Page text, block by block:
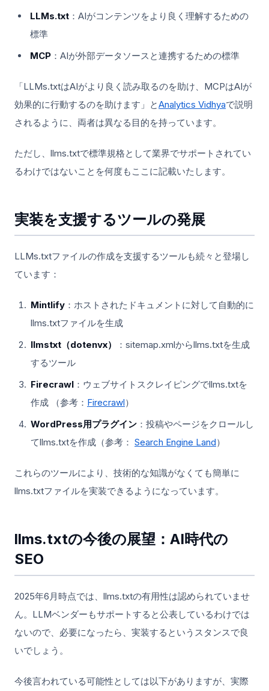
LLMs.txt：AIがコンテンツをより良く理解するための
標準
MCP：AIが外部データソースと連携するための標準
「LLMs.txtはAIがより良く読み取るのを助け、MCPはAIが
効果的に行動するのを助けます」とAnalytics Vidhyaで説明
されるように、両者は異なる目的を持っています。
ただし、llms.txtで標準規格として業界でサポートされてい
るわけではないことを何度もここに記載いたします。
実装を支援するツールの発展
LLMs.txtファイルの作成を支援するツールも続々と登場し
ています：
Mintlify ：ホストされたドキュメントに対して自動的に
llms.txtファイルを生成
llmstxt（dotenvx）
：sitemap.xmlからllms.txtを生成
するツール
Firecrawl ：ウェブサイトスクレイピングでllms.txtを
作成 （参考： Firecrawl）
WordPress用プラグイン ：投稿やページをクロールし
てllms.txtを作成（参考： Search Engine Land）
これらのツールにより、技術的な知識がなくても簡単に
llms.txtファイルを実装できるようになっています。
llms.txtの今後の展望：AI時代の
SEO
2025年6月時点では、llms.txtの有用性は認められていませ
ん。LLMベンダーもサポートすると公表しているわけでは
ないので、必要になったら、実装するというスタンスで良
いでしょう。
今後言われている可能性としては以下がありますが、実際